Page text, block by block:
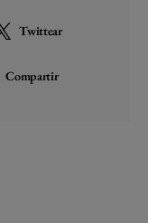
Twittear
Compartir